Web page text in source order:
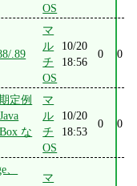
OS
.89
マ
ル
チ
OS
10/20
18:56
0 0
定例
な
マ
ル
チ
OS
10/20
18:53
0 0
マ